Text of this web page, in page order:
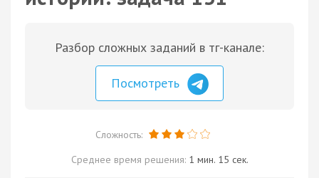
Разбор сложных заданий в тг-канале:
Посмотреть
Сложность:
Среднее время решения: 1 мин. 15 сек.